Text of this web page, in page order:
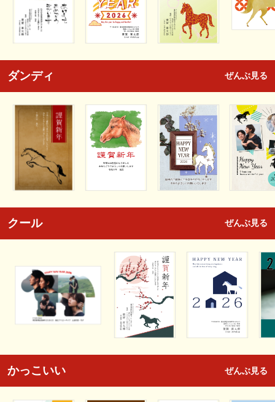
ダンディ ぜんぶ見る
クール ぜんぶ見る
かっこいい ぜんぶ見る